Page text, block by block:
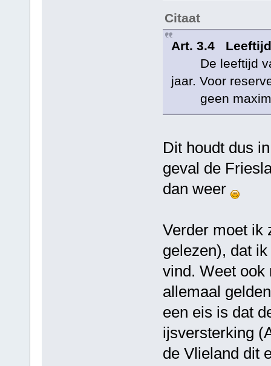
Citaat
Art. 3.4 Leeftijd
De leeftijd
jaar. Voor
geen
Dit houdt dus
geval de
dan weer
Verder moet ik
gelezen), dat
vind. Weet ook
allemaal
een eis is dat
ijsversterking
de Vlieland dit